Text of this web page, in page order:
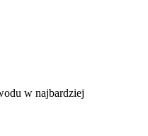
w najbardziej